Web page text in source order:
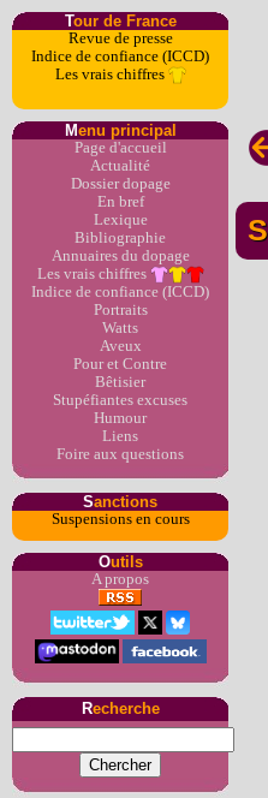
Tour de France
Revue de presse
Indice de confiance (ICCD)
Les vrais chiffres
Menu principal
Page d'accueil
Actualité
Dossier dopage
En bref
Lexique
Bibliographie
Annuaires du dopage
Les vrais chiffres
Indice de confiance (ICCD)
Portraits
Watts
Aveux
Pour et Contre
Bêtisier
Stupéfiantes excuses
Humour
Liens
Foire aux questions
Sanctions
Suspensions en cours
Outils
A propos
Recherche